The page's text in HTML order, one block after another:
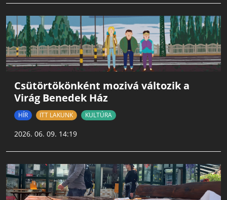
Csütörtökönként mozivá változik a
Virág Benedek Ház
HÍR ITT LAKUNK KULTÚRA
2026. 06. 09. 14:19